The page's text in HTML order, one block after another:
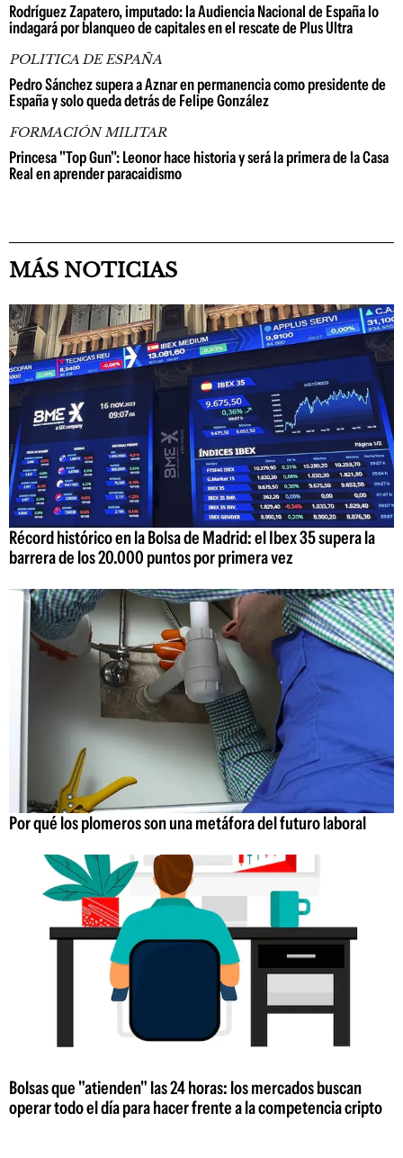
Rodríguez Zapatero, imputado: la Audiencia Nacional de España lo
indagará por blanqueo de capitales en el rescate de Plus Ultra
POLITICA DE ESPAÑA
Pedro Sánchez supera a Aznar en permanencia como presidente de
España y solo queda detrás de Felipe González
FORMACIÓN MILITAR
Princesa "Top Gun": Leonor hace historia y será la primera de la Casa
Real en aprender paracaidismo
MÁS NOTICIAS
Récord histórico en la Bolsa de Madrid: el Ibex 35 supera la
barrera de los 20.000 puntos por primera vez
Por qué los plomeros son una metáfora del futuro laboral
Bolsas que "atienden" las 24 horas: los mercados buscan
operar todo el día para hacer frente a la competencia cripto